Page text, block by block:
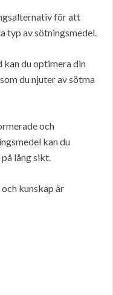
för att
typ av sötningsmedel.
kan du optimera din
du njuter av sötma
och
kan du
lång sikt.
kunskap är